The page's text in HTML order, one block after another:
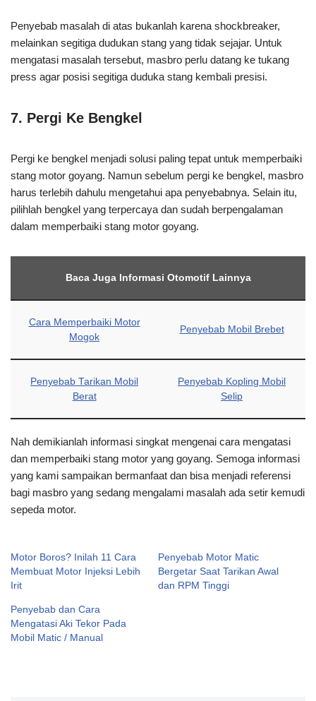
Penyebab masalah di atas bukanlah karena shockbreaker,
melainkan segitiga dudukan stang yang tidak sejajar. Untuk
mengatasi masalah tersebut, masbro perlu datang ke tukang
press agar posisi segitiga duduka stang kembali presisi.
7. Pergi Ke Bengkel
Pergi ke bengkel menjadi solusi paling tepat untuk memperbaiki
stang motor goyang. Namun sebelum pergi ke bengkel, masbro
harus terlebih dahulu mengetahui apa penyebabnya. Selain itu,
pilihlah bengkel yang terpercaya dan sudah berpengalaman
dalam memperbaiki stang motor goyang.
Baca Juga Informasi Otomotif Lainnya
Cara Memperbaiki Motor
Mogok
Penyebab Mobil Brebet
Penyebab Tarikan Mobil
Berat
Penyebab Kopling Mobil
Selip
Nah demikianlah informasi singkat mengenai cara mengatasi
dan memperbaiki stang motor yang goyang. Semoga informasi
yang kami sampaikan bermanfaat dan bisa menjadi referensi
bagi masbro yang sedang mengalami masalah ada setir kemudi
sepeda motor.
Motor Boros? Inilah 11 Cara
Membuat Motor Injeksi Lebih
Irit
Penyebab Motor Matic
Bergetar Saat Tarikan Awal
dan RPM Tinggi
Penyebab dan Cara
Mengatasi Aki Tekor Pada
Mobil Matic / Manual